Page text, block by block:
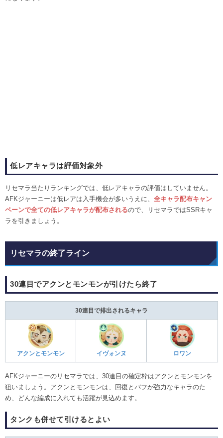
低レアキャラは評価対象外
リセマラ当たりランキングでは、低レアキャラの評価はしていません。
AFKジャーニーは低レアは入手機会が多いうえに、 全キャラ配布キャン
ペーンで全ての低レアキャラが配布されるので、リセマラではSSRキャ
ラを引きましょう。
リセマラの終了ライン
30連目でアクンとモンモンが引けたら終了
30連目で排出されるキャラ
アクンとモンモン イヴォンヌ ロワン
AFKジャーニーのリセマラでは、30連目の確定枠はアクンとモンモンを
狙いましょう。アクンとモンモンは、回復とバフが強力なキャラのた
め、どんな編成に入れても活躍が見込めます。
タンクも併せて引けるとよい